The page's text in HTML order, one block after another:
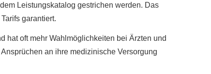
Leistungskatalog gestrichen werden. Das
garantiert.
hat oft mehr Wahlmöglichkeiten bei Ärzten und
an ihre medizinische Versorgung